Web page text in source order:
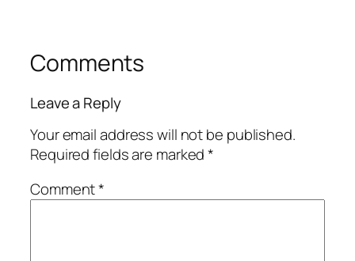
Comments
Leave a Reply
Your email address will not be published.
Required fields are marked*
Comment*